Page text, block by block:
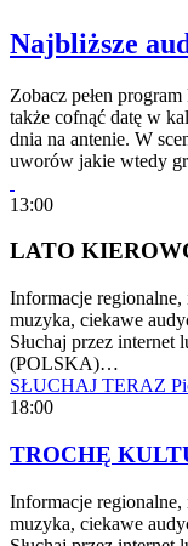
Najbliższe
Zobacz pełen
także cofnąć datę w
dnia na antenie. W
uworów jakie wtedy
13:00
LATO
Informacje
muzyka, ciekawe
Słuchaj przez
(POLSKA)…
SŁUCHAJ TERAZ
18:00
TROCHĘ
Informacje
muzyka, ciekawe